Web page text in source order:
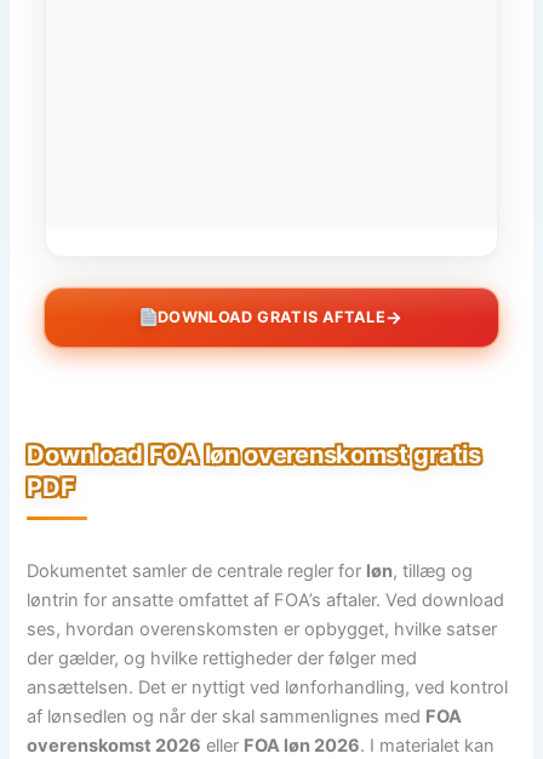
DOWNLOAD GRATIS AFTALE→
Download FOA løn overenskomst gratis
PDF
Dokumentet samler de centrale regler for løn, tillæg og
løntrin for ansatte omfattet af FOA’s aftaler. Ved download
ses, hvordan overenskomsten er opbygget, hvilke satser
der gælder, og hvilke rettigheder der følger med
ansættelsen. Det er nyttigt ved lønforhandling, ved kontrol
af lønsedlen og når der skal sammenlignes med FOA
overenskomst 2026 eller FOA løn 2026. I materialet kan